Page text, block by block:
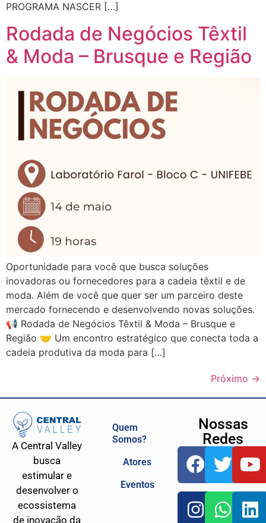
PROGRAMA NASCER […]
Rodada de Negócios Têxtil
& Moda – Brusque e Região
Oportunidade para você que busca soluções
inovadoras ou fornecedores para a cadeia têxtil e de
moda. Além de você que quer ser um parceiro deste
mercado fornecendo e desenvolvendo novas soluções.
📢 Rodada de Negócios Têxtil & Moda – Brusque e
Região 🤝 Um encontro estratégico que conecta toda a
cadeia produtiva da moda para […]
Próximo →
A Central Valley
busca
estimular e
desenvolver o
ecossistema
de inovação da
Quem
Somos?
Atores
Eventos
Nossas
Redes